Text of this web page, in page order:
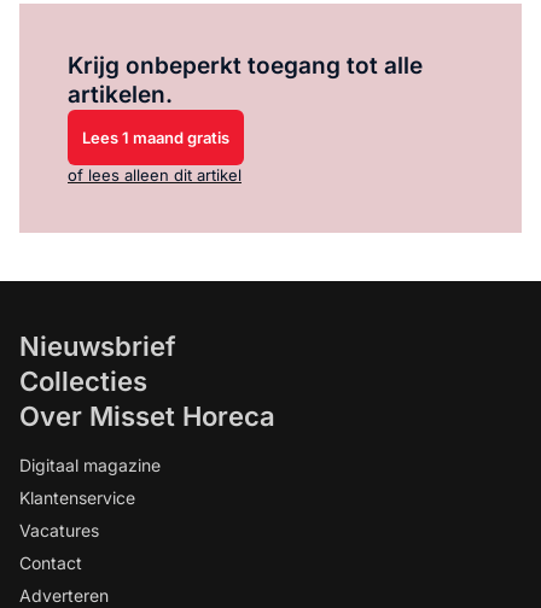
Krijg onbeperkt toegang tot alle
artikelen.
Lees 1 maand gratis
of lees alleen dit artikel
Nieuwsbrief
Collecties
Over Misset Horeca
Digitaal magazine
Klantenservice
Vacatures
Contact
Adverteren